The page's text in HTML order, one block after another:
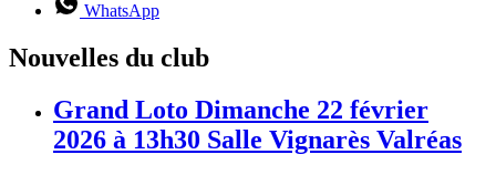
WhatsApp
Nouvelles du club
Grand Loto Dimanche 22 février
2026 à 13h30 Salle Vignarès Valréas